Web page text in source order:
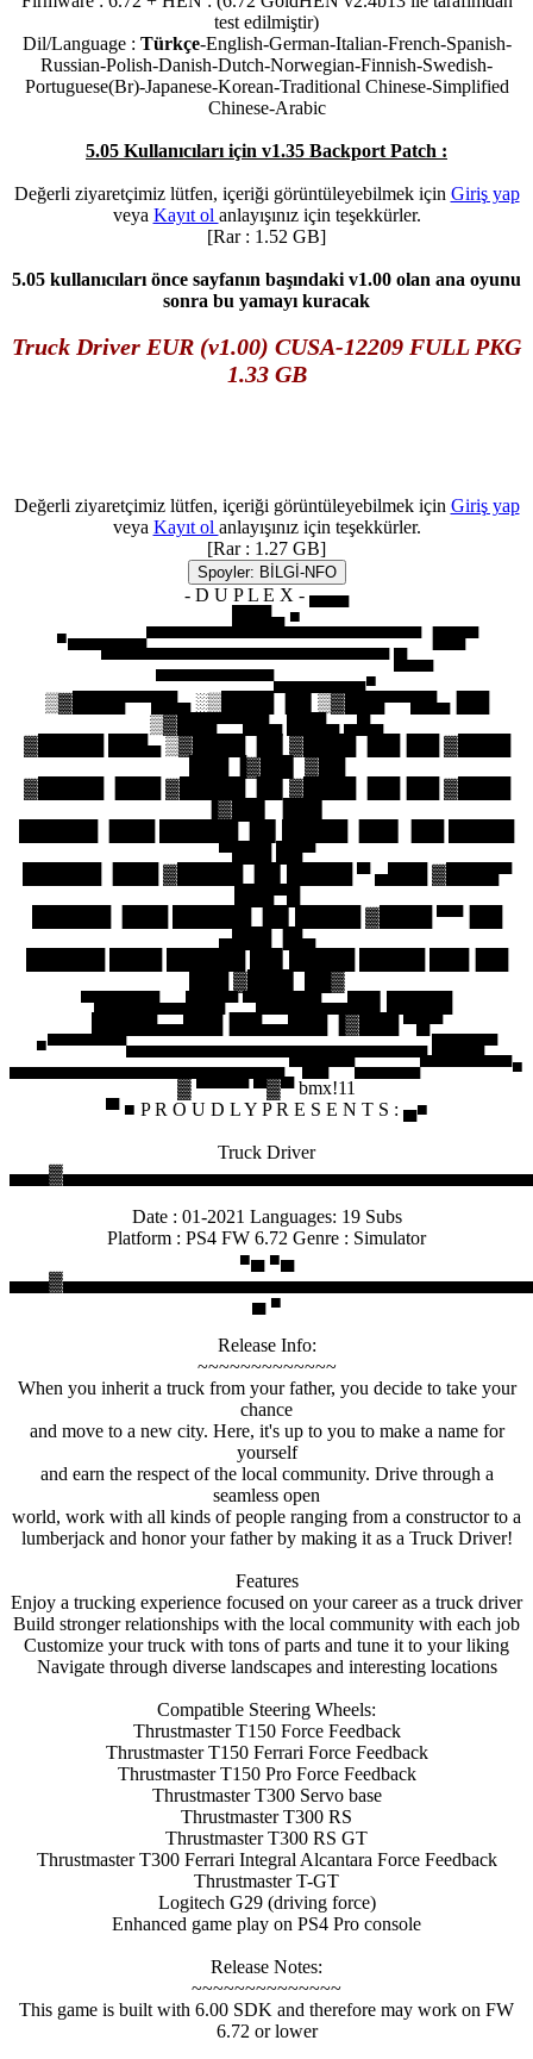
test edilmiştir)
Dil/Language : Türkçe-English-German-Italian-French-Spanish-
Russian-Polish-Danish-Dutch-Norwegian-Finnish-Swedish-
Portuguese(Br)-Japanese-Korean-Traditional Chinese-Simplified
Chinese-Arabic
5.05 Kullanıcıları için v1.35 Backport Patch :
Değerli ziyaretçimiz lütfen, içeriği görüntüleyebilmek için Giriş yap
veya Kayıt ol anlayışınız için teşekkürler.
[Rar : 1.52 GB]
5.05 kullanıcıları önce sayfanın başındaki v1.00 olan ana oyunu
sonra bu yamayı kuracak
Truck Driver EUR (v1.00) CUSA-12209 FULL PKG
1.33 GB
Değerli ziyaretçimiz lütfen, içeriği görüntüleyebilmek için Giriş yap
veya Kayıt ol anlayışınız için teşekkürler.
[Rar : 1.27 GB]
Spoyler: BİLGİ-NFO
- D U P L E X - ▄▄▄
███▄ ■
■▄▄▄▄▄▄▀▀▀▀▀▀▀▀▀▀▀▀▀▀▀▀▀▀▀▀▀ ▐██▀
▀▀▀▀▀▀▀▀▀▀▀▀▀▀▀▀▀▀▀▀▀▀ █▄▄
▀▀▀▀▀▀▀▀▀▄▄▄▄▄▄▄■
▒▓████▀▀██▄ ░▒████ ▐█▌▒▓███▀▀██▄▐██
▒▓███▀▀██▄ ███▄ ▄█▄
▓█████ ███▄ ▒▓████ ▐█▌▓████ ▐██▐██ ▓████
███ ▐▓██▌ ▓██
▓█████ ▐███ ▓█████ ▐█▌▓████ ▐██▐██ ▓████
▐▓██▌ ▐██▌
▀███ ██▀
██████ ▐███ ▓█████ ▐█▌█████ ▀ ▄███ ▓████▀
███▀█
██████ ▐███ ██████ ▐█▌█████ ▓████ ▀▀▐██
▄███ ▐█▄
███ ▓███▌ ██▓
▀█████▄▄███▀ ▀█████▄▄██▌█████
█████▄▄███▐██▄▄███ ▐▓███ ▀█▀
■▀▀▀▀▀▀▄▄▄▄▄▄▄▄▄▄▄▄▄▄▄▄▄▄▄▄▄▄▄ ████▀
▄▄▄▄▄▄▄▄▄▄▄▄▄▄▄▄▄▄▄▄▄ ▀██▀▀▄▄▄▄▄▀▀▀▀▀▀▀■
▓ ▀▀▀▀ ▀▓▀ bmx!11
▀ ■ P R O U D L Y P R E S E N T S : ▄■
Truck Driver
Date : 01-2021 Languages: 19 Subs
Platform : PS4 FW 6.72 Genre : Simulator
■▄ ■▄
▄ ■
Release Info:
~~~~~~~~~~~~~
When you inherit a truck from your father, you decide to take your
chance
and move to a new city. Here, it's up to you to make a name for
yourself
and earn the respect of the local community. Drive through a
seamless open
world, work with all kinds of people ranging from a constructor to a
lumberjack and honor your father by making it as a Truck Driver!
Features
Enjoy a trucking experience focused on your career as a truck driver
Build stronger relationships with the local community with each job
Customize your truck with tons of parts and tune it to your liking
Navigate through diverse landscapes and interesting locations
Compatible Steering Wheels:
Thrustmaster T150 Force Feedback
Thrustmaster T150 Ferrari Force Feedback
Thrustmaster T150 Pro Force Feedback
Thrustmaster T300 Servo base
Thrustmaster T300 RS
Thrustmaster T300 RS GT
Thrustmaster T300 Ferrari Integral Alcantara Force Feedback
Thrustmaster T-GT
Logitech G29 (driving force)
Enhanced game play on PS4 Pro console
Release Notes:
~~~~~~~~~~~~~~
This game is built with 6.00 SDK and therefore may work on FW
6.72 or lower